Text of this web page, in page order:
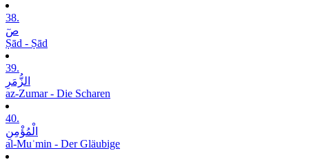
38.
صٓ
Ṣād - Ṣād
39.
الزُّمَرِ
az-Zumar - Die Scharen
40.
الْمُؤْمِنِ
al-Muʾmin - Der Gläubige